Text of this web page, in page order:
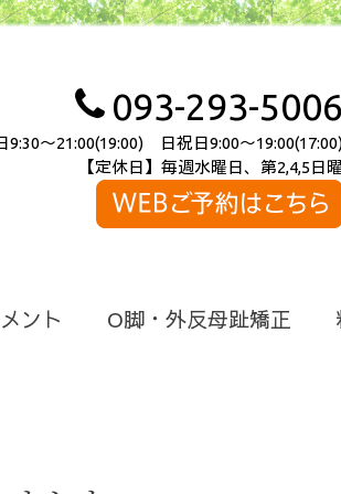
093-293-5006
9:30～21:00(19:00) 日祝日9:00～
【定休日】毎週水曜日、第2,4,5日
ント O脚・外反母趾矯正